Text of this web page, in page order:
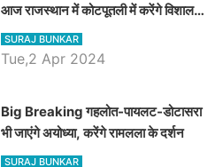
आज राजस्थान में कोटपूतली में करेंगे विशाल
रैली, एक सभा से 8 सीटों पर साधेगें निशाना
SURAJ BUNKAR
Tue,2 Apr 2024
Big Breaking गहलोत-पायलट-डोटासरा
भी जाएंगे अयोध्या, करेंगे रामलला के दर्शन
SURAJ BUNKAR